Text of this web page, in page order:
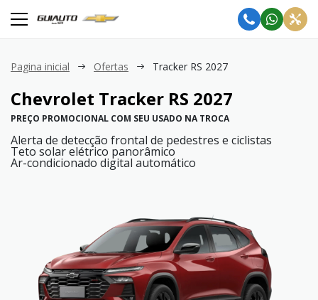
Pagina inicial Ofertas Tracker RS 2027
Chevrolet Tracker RS 2027
PREÇO PROMOCIONAL COM SEU USADO NA TROCA
Alerta de detecção frontal de pedestres e ciclistas
Teto solar elétrico panorâmico
Ar-condicionado digital automático